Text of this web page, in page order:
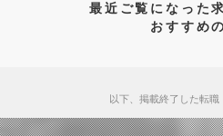
最近ご覧になった
おすすめ
以下、掲載終了した転職